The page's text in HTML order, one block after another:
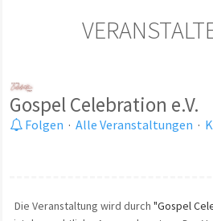
Gospel Celebration e.V.
Folgen · Alle Veranstaltungen ·
Die Veranstaltung wird durch "Gospel